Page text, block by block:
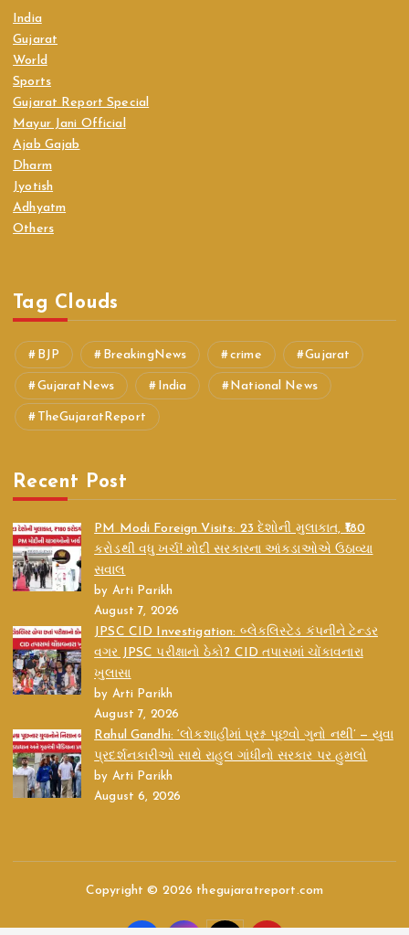
India
Gujarat
World
Sports
Gujarat Report Special
Mayur Jani Official
Ajab Gajab
Dharm
Jyotish
Adhyatm
Others
Tag Clouds
BJP BreakingNews crime Gujarat
GujaratNews India National News
TheGujaratReport
Recent Post
PM Modi Foreign Visits: 23 દેશોની મુલાકાત, ₹180
કરોડથી વધુ ખર્ચ! મોદી સરકારના આંકડાઓએ ઉઠાવ્યા
સવાલ
by Arti Parikh
August 7, 2026
JPSC CID Investigation: બ્લેકલિસ્ટેડ કંપનીને ટેન્ડર
વગર JPSC પરીક્ષાનો ઠેકો? CID તપાસમાં ચોંકાવનારા
ખુલાસા
by Arti Parikh
August 7, 2026
Rahul Gandhi: ‘લોકશાહીમાં પ્રશ્ન પૂછવો ગુનો નથી’ — યુવા
પ્રદર્શનકારીઓ સાથે રાહુલ ગાંધીનો સરકાર પર હુમલો
by Arti Parikh
August 6, 2026
Copyright © 2026 thegujaratreport.com